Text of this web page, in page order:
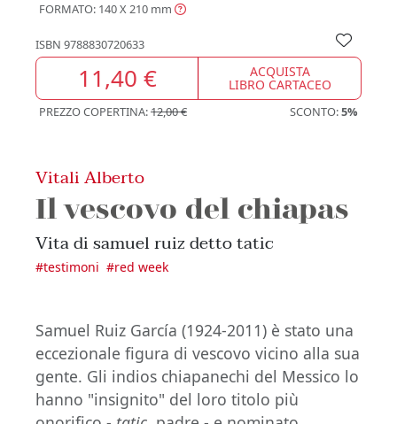
FORMATO: 140 X 210 mm
ISBN 9788830720633
11,40 € ACQUISTA
LIBRO CARTACEO
PREZZO COPERTINA:12,00 € SCONTO:5%
Vitali Alberto
Il vescovo del chiapas
Vita di samuel ruiz detto tatic
#testimoni #red week
Samuel Ruiz García (1924-2011) è stato una
eccezionale figura di vescovo vicino alla sua
gente. Gli indios chiapanechi del Messico lo
hanno "insignito" del loro titolo più